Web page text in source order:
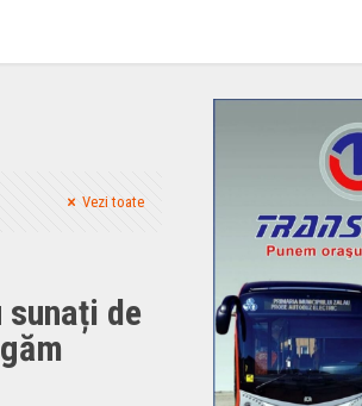
Vezi toate
sunați de